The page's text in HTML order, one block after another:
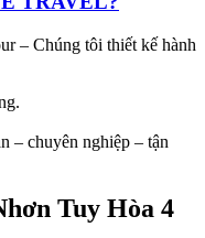
– Chúng tôi thiết kế hành
– chuyên nghiệp – tận
Tuy Hòa 4